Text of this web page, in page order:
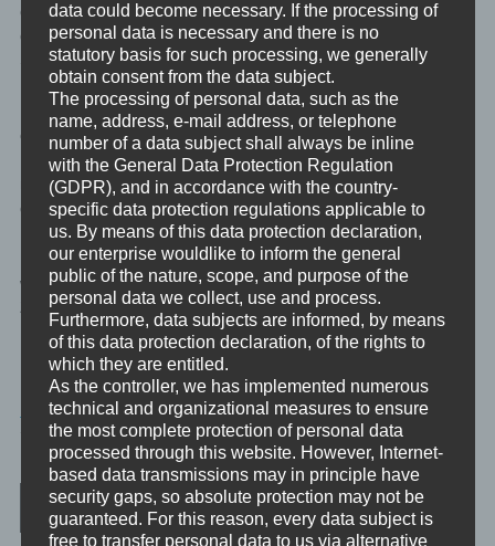
gesamtes Leben. Und so du daran glauben magst, passiert in
diesen tiefen Schichten auch der Kontakt mit deinem höheren
Selbst und deiner Bestimmung und Mission in diesem Leben.
Egal ob du schon daran glauben magst, oder nicht: Mache nicht
den Fehler und lüge dir selber vor, dass die offensichtliche
Bedeutung nicht stimmen kann, nur weil es in deinem Weltbild
nicht sein darf. Dein Unbewusstes sagt dir auf diese Art, dass
dein bewusstes Weltbild – vorsichtig formuliert – “defekt” ist.
Nimm deine Symbole absolut ernst. Sie sind ein Geschenk, auch
wenn ihre Bedeutung wie ein Dämon – in der Wortbedeutung ein
Zuteiler des Schicksals – in dein Leben kommen mag.
MINIVIDEO
TAGGED SYMBOLE,TRANSFORMATION,120SEK
Post navigation
data could become necessary. If the processing of
personal data is necessary and there is no
statutory basis for such processing, we generally
obtain consent from the data subject.
The processing of personal data, such as the
name, address, e-mail address, or telephone
number of a data subject shall always be inline
with the General Data Protection Regulation
(GDPR), and in accordance with the country-
specific data protection regulations applicable to
us. By means of this data protection declaration,
our enterprise wouldlike to inform the general
public of the nature, scope, and purpose of the
personal data we collect, use and process.
Furthermore, data subjects are informed, by means
of this data protection declaration, of the rights to
which they are entitled.
As the controller, we has implemented numerous
technical and organizational measures to ensure
the most complete protection of personal data
processed through this website. However, Internet-
based data transmissions may in principle have
security gaps, so absolute protection may not be
guaranteed. For this reason, every data subject is
free to transfer personal data to us via alternative